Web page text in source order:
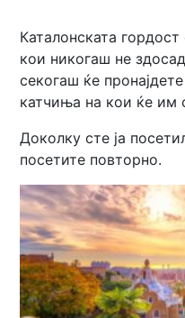
Каталонската
кои никогаш не
секогаш ќе
катчиња на кои ќе им
Доколку сте ја
посетите повторно.